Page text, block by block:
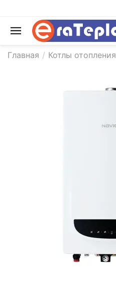
Главная / Котлы отопления